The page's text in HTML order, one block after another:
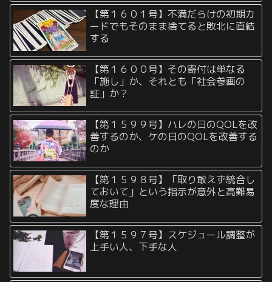
【第１６０１号】不満だらけの初期カ
ードでもそのまま捨てると敗北に直結
する
【第１６００号】その寄付は単なる
「施し」か、それとも「社会参画の
証」か？
【第１５９９号】ハレの日のQOLを改
善するのか、ケの日のQOLを改善する
のか
【第１５９８号】「取り敢えず統合し
ておいて」という指示が意外と高難易
度な理由
【第１５９７号】スケジュール調整が
上手い人、下手な人